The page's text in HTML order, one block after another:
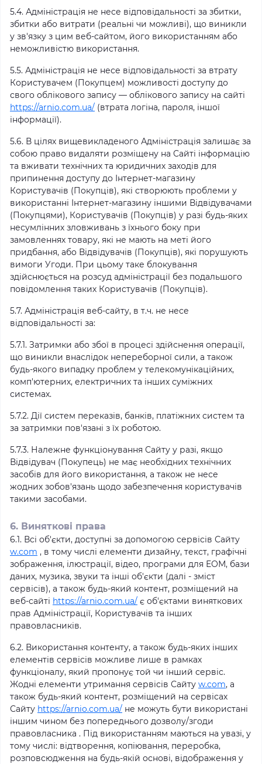
5.4. Адміністрація не несе відповідальності за збитки,
збитки або витрати (реальні чи можливі), що виникли
у зв'язку з цим веб-сайтом, його використанням або
неможливістю використання.
5.5. Адміністрація не несе відповідальності за втрату
Користувачем (Покупцем) можливості доступу до
свого облікового запису — облікового запису на сайті
https://arnio.com.ua/ (втрата логіна, пароля, іншої
інформації).
5.6. В цілях вищевикладеного Адміністрація залишає за
собою право видаляти розміщену на Сайті інформацію
та вживати технічних та юридичних заходів для
припинення доступу до Інтернет-магазину
Користувачів (Покупців), які створюють проблеми у
використанні Інтернет-магазину іншими Відвідувачами
(Покупцями), Користувачів (Покупців) у разі будь-яких
несумлінних зловживань з їхнього боку при
замовленнях товару, які не мають на меті його
придбання, або Відвідувачів (Покупців), які порушують
вимоги Угоди. При цьому таке блокування
здійснюється на розсуд адміністрації без подальшого
повідомлення таких Користувачів (Покупців).
5.7. Адміністрація веб-сайту, в т.ч. не несе
відповідальності за:
5.7.1. Затримки або збої в процесі здійснення операції,
що виникли внаслідок непереборної сили, а також
будь-якого випадку проблем у телекомунікаційних,
комп'ютерних, електричних та інших суміжних
системах.
5.7.2. Дії систем переказів, банків, платіжних систем та
за затримки пов'язані з їх роботою.
5.7.3. Належне функціонування Сайту у разі, якщо
Відвідувач (Покупець) не має необхідних технічних
засобів для його використання, а також не несе
жодних зобов'язань щодо забезпечення користувачів
такими засобами.
6. Виняткові права
6.1. Всі об'єкти, доступні за допомогою сервісів Сайту
w.com , в тому числі елементи дизайну, текст, графічні
зображення, ілюстрації, відео, програми для ЕОМ, бази
даних, музика, звуки та інші об'єкти (далі - зміст
сервісів), а також будь-який контент, розміщений на
веб-сайті https://arnio.com.ua/ є об'єктами виняткових
прав Адміністрації, Користувачів та інших
правовласників.
6.2. Використання контенту, а також будь-яких інших
елементів сервісів можливе лише в рамках
функціоналу, який пропонує той чи інший сервіс.
Жодні елементи утримання сервісів Сайту w.com, а
також будь-який контент, розміщений на сервісах
Сайту https://arnio.com.ua/ не можуть бути використані
іншим чином без попереднього дозволу/згоди
правовласника . Під використанням маються на увазі, у
тому числі: відтворення, копіювання, переробка,
розповсюдження на будь-якій основі, відображення у